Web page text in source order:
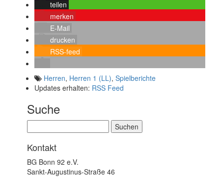
teilen
merken
E-Mail
drucken
RSS-feed
Herren, Herren 1 (LL), Spielberichte
Updates erhalten: RSS Feed
Suche
nach:
Kontakt
BG Bonn 92 e.V.
Sankt-Augustinus-Straße 46